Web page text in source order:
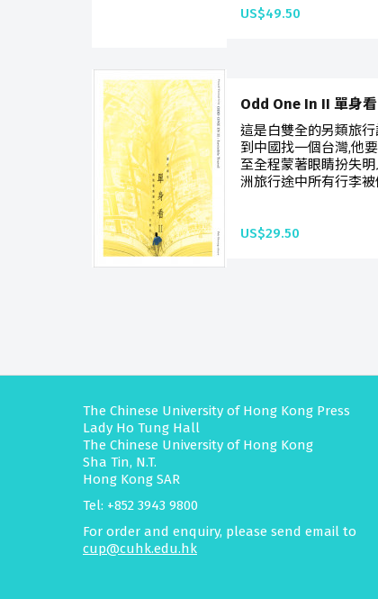
US$49.50
Odd One In II 單身
這是白雙全的另類旅
到中國找一個台灣,他
至全程蒙著眼睛扮失
洲旅行途中所有行李
US$29.50
The Chinese University of Hong Kong Press
Lady Ho Tung Hall
The Chinese University of Hong Kong
Sha Tin, N.T.
Hong Kong SAR
Tel: +852 3943 9800
For order and enquiry, please send email to
cup@cuhk.edu.hk